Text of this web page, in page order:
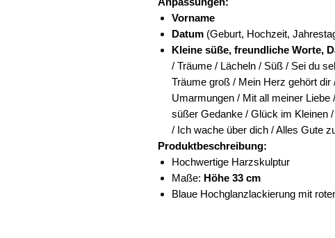
Vorname
Datum (Geburt, Hochzeit,
Kleine süße, freundliche Worte,
/ Träume / Lächeln / Süß / Sei du
Träume groß / Mein Herz gehört
Umarmungen / Mit all meiner
süßer Gedanke / Glück im Kleinen
/ Ich wache über dich / Alles Gute
Produktbeschreibung:
Hochwertige Harzskulptur
Maße: Höhe 33 cm
Blaue Hochglanzlackierung mit